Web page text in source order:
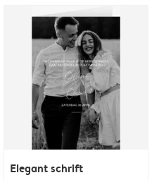
Elegant schrift